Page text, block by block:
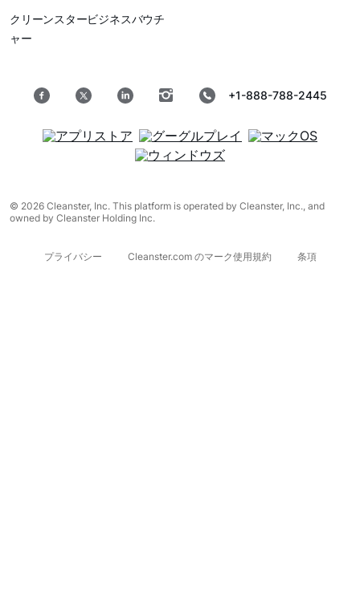
クリーンスタービジネスバウチ
ャー
+1-888-788-2445
© 2026 Cleanster, Inc. This platform is operated by Cleanster, Inc., and
owned by Cleanster Holding Inc.
プライバシー Cleanster.com のマーク使用規約 条項